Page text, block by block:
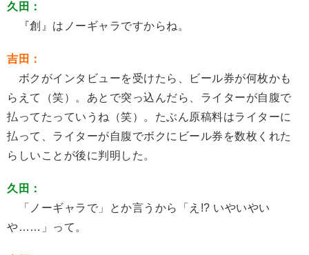
久田：
『創』はノーギャラですからね。
吉田：
ボクがインタビューを受けたら、ビール券が何枚かも
らえて（笑）。あとで突っ込んだら、ライターが自腹で
払ってたっていうね（笑）。たぶん原稿料はライターに
払って、ライターが自腹でボクにビール券を数枚くれた
らしいことが後に判明した。
久田：
「ノーギャラで」とか言うから「え!? いやいやい
や……」って。